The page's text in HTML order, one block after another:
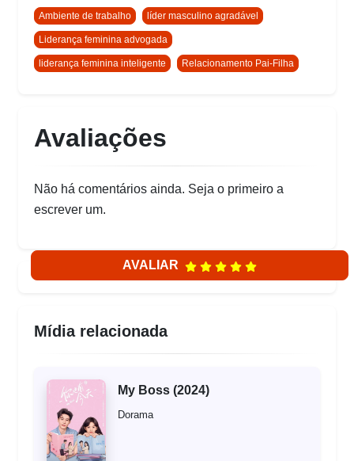
Ambiente de trabalho líder masculino agradável
Liderança feminina advogada
liderança feminina inteligente Relacionamento Pai-Filha
Avaliações
Não há comentários ainda. Seja o primeiro a
escrever um.
AVALIAR
Mídia relacionada
My Boss (2024)
Dorama